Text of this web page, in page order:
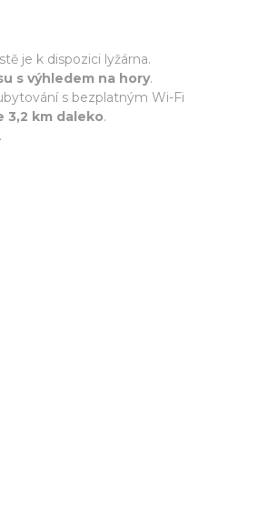
je k dispozici lyžárna.
s výhledem na hory.
s bezplatným Wi-Fi
3,2 km daleko.